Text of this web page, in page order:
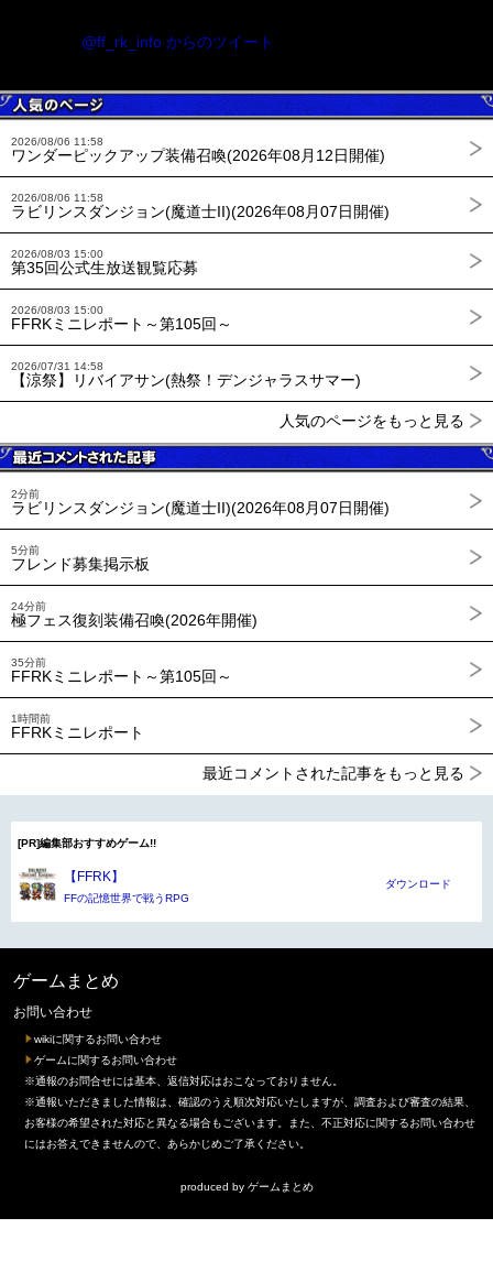
@ff_rk_info からのツイート
2026/08/06 11:58
ワンダーピックアップ装備召喚(2026年08月12日開催)
2026/08/06 11:58
ラビリンスダンジョン(魔道士II)(2026年08月07日開催)
2026/08/03 15:00
第35回公式生放送観覧応募
2026/08/03 15:00
FFRKミニレポート～第105回～
2026/07/31 14:58
【涼祭】リバイアサン(熱祭！デンジャラスサマー)
人気のページをもっと見る
2分前
ラビリンスダンジョン(魔道士II)(2026年08月07日開催)
5分前
フレンド募集掲示板
24分前
極フェス復刻装備召喚(2026年開催)
35分前
FFRKミニレポート～第105回～
1時間前
FFRKミニレポート
最近コメントされた記事をもっと見る
[PR]編集部おすすめゲーム!!
【FFRK】
FFの記憶世界で戦うRPG
ダウンロード
ゲームまとめ
お問い合わせ
wikiに関するお問い合わせ
ゲームに関するお問い合わせ
※通報のお問合せには基本、返信対応はおこなっておりません。
※通報いただきました情報は、確認のうえ順次対応いたしますが、調査および審査の結果、
お客様の希望された対応と異なる場合もございます。また、不正対応に関するお問い合わせ
にはお答えできませんので、あらかじめご了承ください。
produced by ゲームまとめ